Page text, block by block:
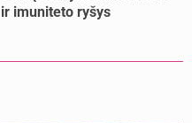
ir imuniteto ryšys